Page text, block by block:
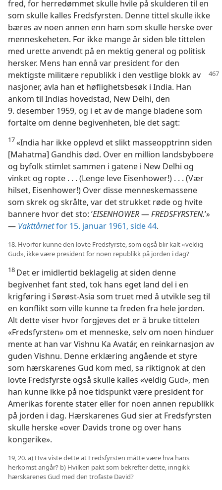
fred, for herredømmet skulle hvile på skulderen til en
som skulle kalles Fredsfyrsten. Denne tittel skulle ikke
bæres av noen annen enn ham som skulle herske over
menneskeheten. For ikke mange år siden ble tittelen
med urette anvendt på en mektig general og politisk
hersker. Mens han ennå var president for den
mektigste militære republikk i den vestlige blokkav
nasjoner, avla han et høflighetsbesøk i India. Han
ankom til Indias hovedstad, New Delhi, den
9. desember 1959, og i et av de mange bladene som
fortalte om denne begivenheten, ble det sagt:
17«India har ikke opplevd et slikt masseopptrinn siden
[Mahatma] Gandhis død. Over en million landsbyboere
og byfolk stimlet sammen i gatene i New Delhi og
vinket og ropte . . . (Lenge leve Eisenhower!) . . . (Vær
hilset, Eisenhower!) Over disse menneskemassene
som skrek og skrålte, var det strukket røde og hvite
bannere hvor det sto: ’EISENHOWER—FREDSFYRSTEN.’»
— Vakttårnetfor 15. januar 1961, side 44.
18. Hvorfor kunne den lovte Fredsfyrste, som også blir kalt «veldig
Gud», ikke være president for noen republikk på jorden i dag?
18 Det er imidlertid beklagelig at siden denne
begivenhet fant sted, tok hans eget land del i en
krigføring i Sørøst-Asia som truet med å utvikle seg til
en konflikt som ville kunne ta freden fra hele jorden.
Alt dette viser hvor forgjeves det er å bruke tittelen
«Fredsfyrsten» om et menneske, selv om noen hinduer
mente at han var Vishnu Ka Avatár, en reinkarnasjon av
guden Vishnu. Denne erklæring angående et styre
som hærskarenes Gud kom med, sa riktignok at den
lovte Fredsfyrste også skulle kalles «veldig Gud», men
han kunne ikke på noe tidspunkt være president for
Amerikas forente stater eller for noen annen republikk
på jorden i dag. Hærskarenes Gud sier at Fredsfyrsten
skulle herske «over Davids trone og over hans
kongerike».
19, 20. a) Hva viste dette at Fredsfyrsten måtte være hva hans
herkomst angår? b) Hvilken pakt som bekrefter dette, inngikk
hærskarenes Gud med den trofaste David?